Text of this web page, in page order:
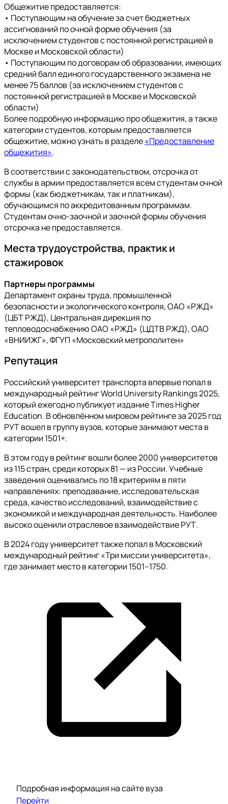
Общежитие предоставляется:
• Поступающим на обучение за счет бюджетных
ассигнований по очной форме обучения (за
исключением студентов с постоянной регистрацией в
Москве и Московской области)
• Поступающим по договорам об образовании, имеющих
средний балл единого государственного экзамена не
менее 75 баллов (за исключением студентов с
постоянной регистрацией в Москве и Московской
области)
Более подробную информацию про общежития, а также
категории студентов, которым предоставляется
общежитие, можно узнать в разделе«Предоставление
общежития».
В соответствии с законодательством, отсрочка от
службы в армии предоставляется всем студентам очной
формы (как бюджетникам, так и платникам),
обучающимся по аккредитованным программам.
Студентам очно-заочной и заочной формы обучения
отсрочка не предоставляется.
Места трудоустройства, практик и
стажировок
Партнеры программы
Департамент охраны труда, промышленной
безопасности и экологического контроля, ОАО «РЖД»
(ЦБТ РЖД), Центральная дирекция по
тепловодоснабжению ОАО «РЖД» (ЦДТВ РЖД), ОАО
«ВНИИЖГ», ФГУП «Московский метрополитен»
Репутация
Российский университет транспорта впервые попал в
международный рейтинг World University Rankings 2025,
который ежегодно публикует издание Times Higher
Education. В обновлённом мировом рейтинге за 2025 год
РУТ вошел в группу вузов, которые занимают места в
категории 1501+.
В этом году в рейтинг вошли более 2000 университетов
из 115 стран, среди которых 81 — из России. Учебные
заведения оценивались по 18 критериям в пяти
направлениях: преподавание, исследовательская
среда, качество исследований, взаимодействие с
экономикой и международная деятельность. Наиболее
высоко оценили отраслевое взаимодействие РУТ.
В 2024 году университет также попал в Московский
международный рейтинг «Три миссии университета»,
где занимает место в категории 1501–1750.
Подробная информация на сайте вуза
Перейти